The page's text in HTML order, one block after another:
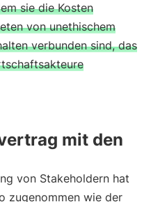
sie die Kosten
von unethischem
verbunden sind, das
mit den
von Stakeholdern hat
zugenommen wie der